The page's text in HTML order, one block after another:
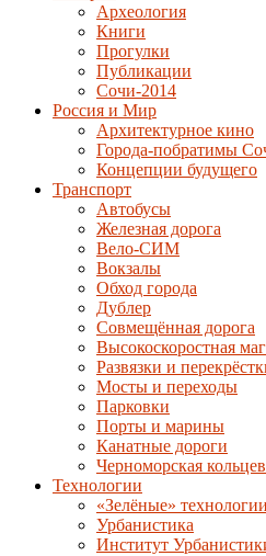
Археология
Книги
Прогулки
Публикации
Сочи-2014
Россия и Мир
Архитектурное кино
Города-побратимы
Концепции будущего
Транспорт
Автобусы
Железная дорога
Вело-СИМ
Вокзалы
Обход города
Дублер
Совмещённая дорога
Высокоскоростная
Развязки и
Мосты и переходы
Парковки
Порты и марины
Канатные дороги
Черноморская
Технологии
«Зелёные» технологии
Урбанистика
Институт